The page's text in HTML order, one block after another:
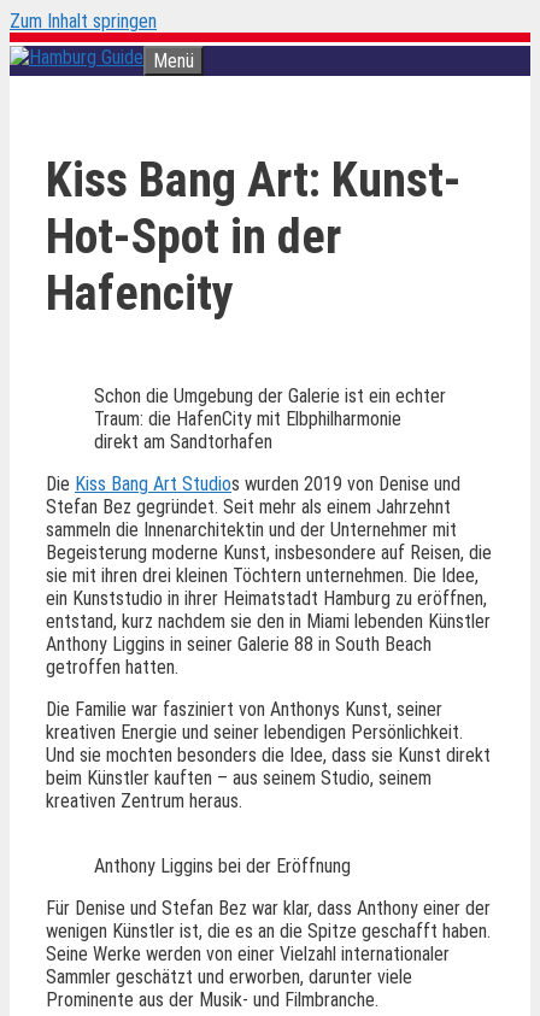
Zum Inhalt springen
Menü
Kiss Bang Art: Kunst-
Hot-Spot in der
Hafencity
Schon die Umgebung der Galerie ist ein echter
Traum: die HafenCity mit Elbphilharmonie
direkt am Sandtorhafen
Die Kiss Bang Art Studios wurden 2019 von Denise und
Stefan Bez gegründet. Seit mehr als einem Jahrzehnt
sammeln die Innenarchitektin und der Unternehmer mit
Begeisterung moderne Kunst, insbesondere auf Reisen, die
sie mit ihren drei kleinen Töchtern unternehmen. Die Idee,
ein Kunststudio in ihrer Heimatstadt Hamburg zu eröffnen,
entstand, kurz nachdem sie den in Miami lebenden Künstler
Anthony Liggins in seiner Galerie 88 in South Beach
getroffen hatten.
Die Familie war fasziniert von Anthonys Kunst, seiner
kreativen Energie und seiner lebendigen Persönlichkeit.
Und sie mochten besonders die Idee, dass sie Kunst direkt
beim Künstler kauften – aus seinem Studio, seinem
kreativen Zentrum heraus.
Anthony Liggins bei der Eröffnung
Für Denise und Stefan Bez war klar, dass Anthony einer der
wenigen Künstler ist, die es an die Spitze geschafft haben.
Seine Werke werden von einer Vielzahl internationaler
Sammler geschätzt und erworben, darunter viele
Prominente aus der Musik- und Filmbranche.